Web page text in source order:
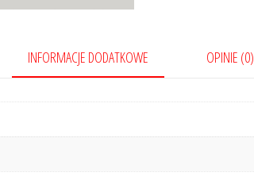
INFORMACJE DODATKOWE OPINIE (0)